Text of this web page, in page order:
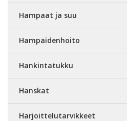
Hampaat ja suu
Hampaidenhoito
Hankintatukku
Hanskat
Harjoittelutarvikkeet